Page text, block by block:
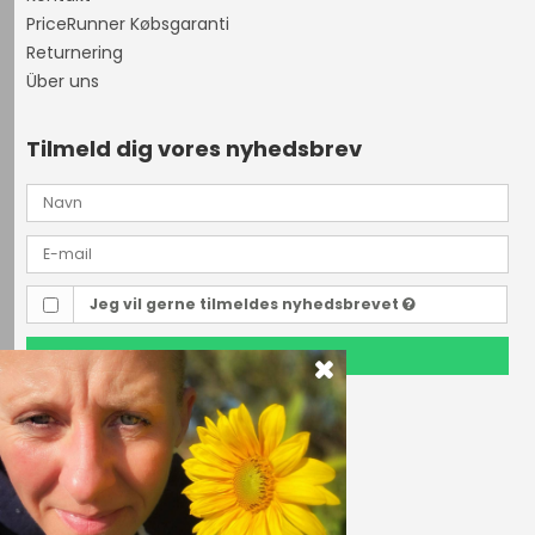
PriceRunner Købsgaranti
Returnering
Über uns
Tilmeld dig vores nyhedsbrev
Jeg vil gerne tilmeldes nyhedsbrevet
TILMELD
Outdoor i Centrum
Perlegade 44
6400 Sønderborg, Danmark